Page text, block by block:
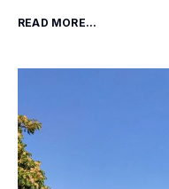
READ MORE...